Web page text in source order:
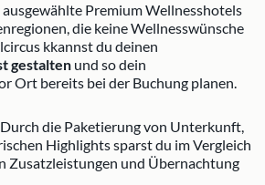
Premium Wellnesshotels
die keine Wellnesswünsche
kkannst du deinen
gestalten und so dein
Ort bereits bei der Buchung planen.
Durch die Paketierung von Unterkunft,
Highlights sparst du im Vergleich
Zusatzleistungen und Übernachtung